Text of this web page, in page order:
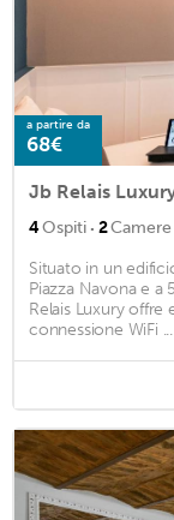
a partire da
68€
Jb Relais
4Ospiti · 2Camere
Situato in un
Piazza Navona e
Relais Luxury
connessione WiFi ...